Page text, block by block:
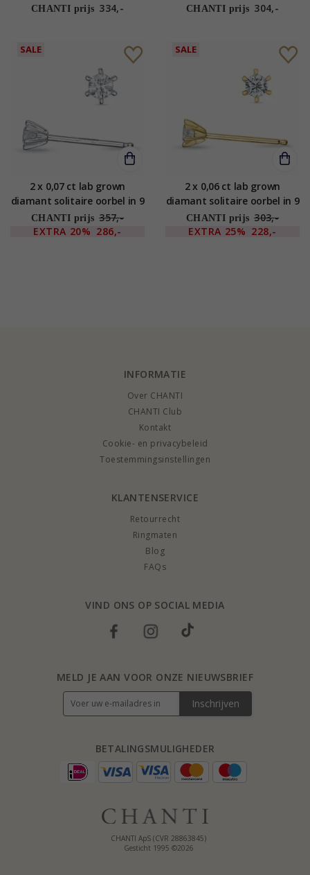
CHANTI prijs 334,- CHANTI prijs 304,-
SALE
2 x 0,07 ct lab grown
diamant solitaire oorbel in 9
karaat witgoud met lab
grown diamant
CHANTI prijs 357,-
EXTRA 20% 286,-
SALE
2 x 0,06 ct lab grown
diamant solitaire oorbel in 9
karaat goud met lab grown
diamant
CHANTI prijs 303,-
EXTRA 25% 228,-
INFORMATIE
Over CHANTI
CHANTI Club
Kontakt
Cookie- en privacybeleid
Toestemmingsinstellingen
KLANTENSERVICE
Retourrecht
Ringmaten
Blog
FAQs
VIND ONS OP SOCIAL MEDIA
CHANTI ApS (CVR 28863845)
Gesticht 1995 ©2026
BETALINGSMULIGHEDER
MELD JE AAN VOOR ONZE NIEUWSBRIEF
Inschrijven